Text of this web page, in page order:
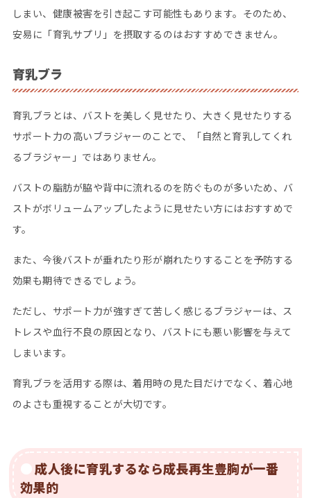
しまい、健康被害を引き起こす可能性もあります。そのため、
安易に「育乳サプリ」を摂取するのはおすすめできません。
育乳ブラ
育乳ブラとは、バストを美しく見せたり、大きく見せたりする
サポート力の高いブラジャーのことで、「自然と育乳してくれ
るブラジャー」ではありません。
バストの脂肪が脇や背中に流れるのを防ぐものが多いため、バ
ストがボリュームアップしたように見せたい方にはおすすめで
す。
また、今後バストが垂れたり形が崩れたりすることを予防する
効果も期待できるでしょう。
ただし、サポート力が強すぎて苦しく感じるブラジャーは、ス
トレスや血行不良の原因となり、バストにも悪い影響を与えて
しまいます。
育乳ブラを活用する際は、着用時の見た目だけでなく、着心地
のよさも重視することが大切です。
成人後に育乳するなら成長再生豊胸が一番
効果的